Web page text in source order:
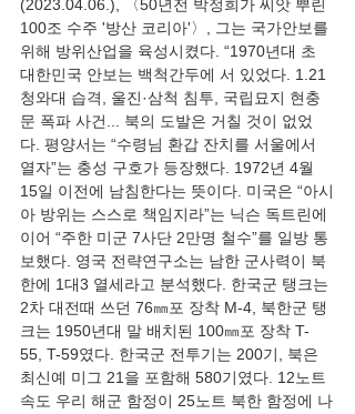
(2023.04.06.), 〈50년전 박정희가 씨앗 뿌린
100조 수주 '방산 코리아'〉, 그는 국가안보를
위해 방위산업을 육성시켰다. “1970년대 초
대한민국 안보는 백척간두에 서 있었다. 1.21
청와대 습격, 울진·삼척 침투, 국립묘지 현충
문 폭파 사건... 북의 도발은 거칠 것이 없었
다. 평양서는 “수령님 환갑 잔치를 서울에서
열자”는 충성 구호가 등장했다. 1972년 4월
15일 이전에 남침한다는 뜻이다. 미국은 “아시
아 방위는 스스로 책임지라”는 닉슨 독트린에
이어 “주한 미군 7사단 2만명 철수”를 일방 통
보했다. 영국 전략연구소는 남한 군사력이 북
한에 1대3 열세라고 분석했다. 한국군 탱크는
2차 대전때 쓰던 76㎜포 장착 M-4, 북한군 탱
크는 1950년대 말 배치된 100㎜포 장착 T-
55, T-59였다. 한국군 전투기는 200기, 북은
최신예 미그 21을 포함해 580기였다. 12노트
속도 우리 해군 함정이 25노트 북한 함정에 나